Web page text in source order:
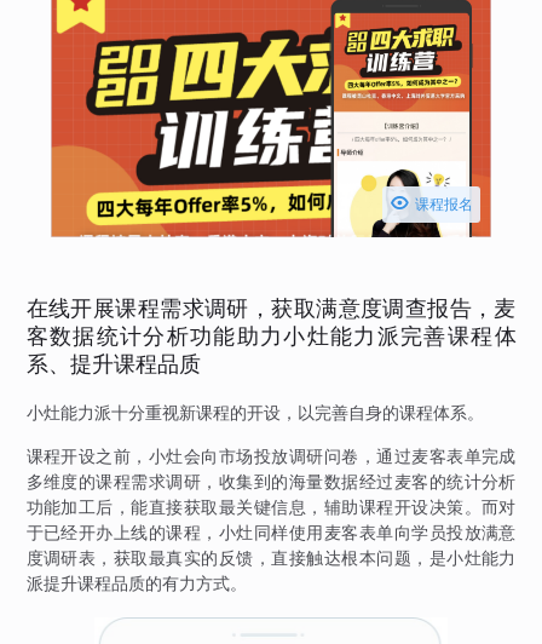
 课程报名
在线开展课程需求调研，获取满意度调查报告，麦
客数据统计分析功能助力小灶能力派完善课程体
系、提升课程品质
小灶能力派十分重视新课程的开设，以完善自身的课程体系。
课程开设之前，小灶会向市场投放调研问卷，通过麦客表单完成
多维度的课程需求调研，收集到的海量数据经过麦客的统计分析
功能加工后，能直接获取最关键信息，辅助课程开设决策。而对
于已经开办上线的课程，小灶同样使用麦客表单向学员投放满意
度调研表，获取最真实的反馈，直接触达根本问题，是小灶能力
派提升课程品质的有力方式。